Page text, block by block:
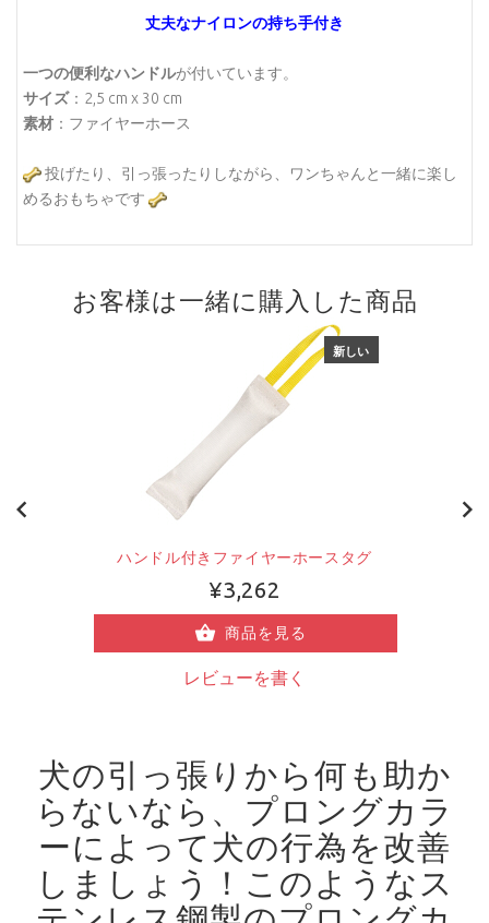
丈夫なナイロンの持ち手付き
一つの便利なハンドルが付いています。
サイズ：2,5 cm x 30 cm
素材 ：ファイヤーホース
投げたり、引っ張ったりしながら、ワンちゃんと一緒に楽し
めるおもちゃです
お客様は一緒に購入した商品
新しい
ハンドル付きファイヤーホースタグ
¥3,262
商品を見る
レビューを書く
犬の引っ張りから何も助か
らないなら、プロングカラ
ーによって犬の行為を改善
しましょう！ このようなス